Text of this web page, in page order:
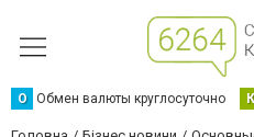
О Обмен валюты круглосуточно К